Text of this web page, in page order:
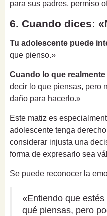
para sus padres, permiso
6. Cuando dices:
Tu adolescente puede
que pienso.»
Cuando lo que
decir lo que piensas, pero
daño para hacerlo.»
Este matiz es
adolescente tenga
considerar injusta una
forma de expresarlo sea
Se puede reconocer la
«Entiendo que
qué piensas, pero